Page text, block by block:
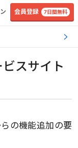
会員登録 7日間無料
スサイト
の機能追加の要